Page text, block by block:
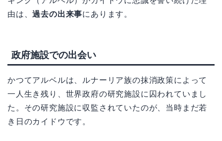
由は、過去の出来事にあります。
政府施設での出会い
かつてアルベルは、ルナーリア族の抹消政策によって
一人生き残り、世界政府の研究施設に囚われていまし
た。その研究施設に収監されていたのが、当時まだ若
き日のカイドウです。